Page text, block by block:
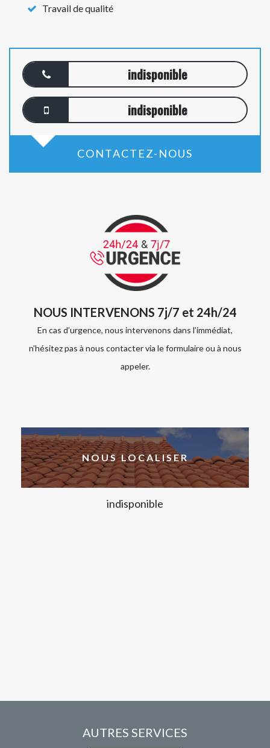
Travail de qualité
indisponible
indisponible
CONTACTEZ-NOUS
NOUS INTERVENONS 7j/7 et 24h/24
En cas d’urgence, nous intervenons dans l’immédiat,
n’hésitez pas à nous contacter via le formulaire ou à nous
appeler.
NOUS LOCALISER
indisponible
AUTRES SERVICES